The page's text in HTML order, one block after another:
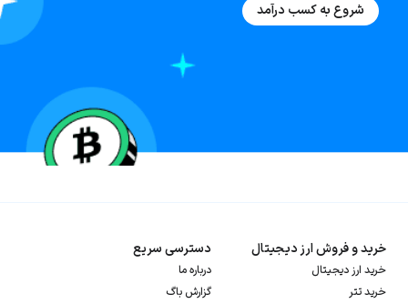
شروع به کسب درآمد
خرید و فروش ارز دیجیتال
خرید ارز دیجیتال
خرید تتر
دسترسی سریع
درباره ما
گزارش باگ